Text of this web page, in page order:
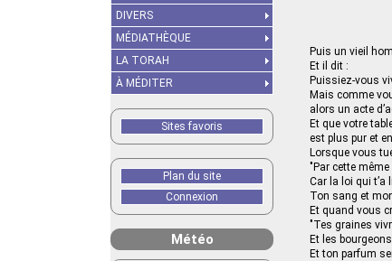
Puis un vieil
Et il dit :
Puissiez-vous
Mais comme
alors un acte
Et que votre
est plus pur et
Lorsque vous
"Par cette
Car la loi qui
Ton sang et
Et quand vous
"Tes graines
Et les
Et ton parfum
DIVERS
MÉDIATHÈQUE
LA TORAH
À MÉDITER
Sites favoris
Plan du site
Connexion
Météo